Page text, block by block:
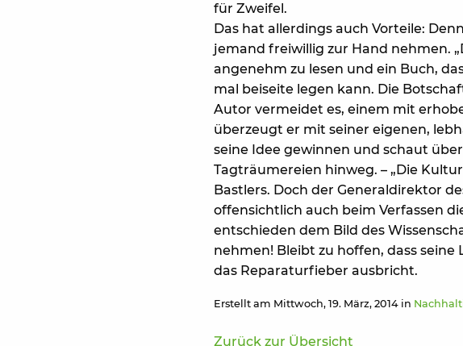
für Zweifel.
Das hat allerdings auch Vorteile:
jemand freiwillig zur Hand nehmen.
angenehm zu lesen und ein Buch,
mal beiseite legen kann. Die
Autor vermeidet es, einem mit
überzeugt er mit seiner eigenen,
seine Idee gewinnen und schaut
Tagträumereien hinweg. – „Die
Bastlers. Doch der Generaldirektor
offensichtlich auch beim Verfassen
entschieden dem Bild des
nehmen! Bleibt zu hoffen, dass seine
das Reparaturfieber ausbricht.
Erstellt am Mittwoch, 19. März, 2014 in
Zurück zur Übersicht